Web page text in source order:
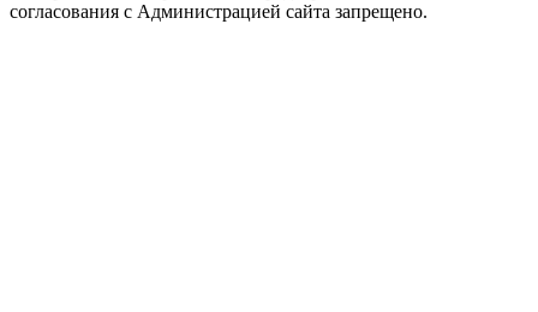
согласования с Администрацией сайта запрещено.